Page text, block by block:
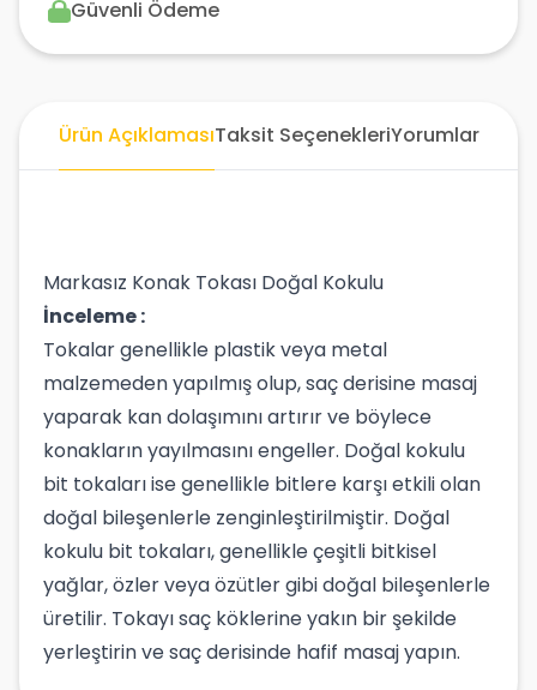
Güvenli Ödeme
Ürün AçıklamasıTaksit SeçenekleriYorumlar
Markasız Konak Tokası Doğal Kokulu
İnceleme :
Tokalar genellikle plastik veya metal
malzemeden yapılmış olup, saç derisine masaj
yaparak kan dolaşımını artırır ve böylece
konakların yayılmasını engeller. Doğal kokulu
bit tokaları ise genellikle bitlere karşı etkili olan
doğal bileşenlerle zenginleştirilmiştir. Doğal
kokulu bit tokaları, genellikle çeşitli bitkisel
yağlar, özler veya özütler gibi doğal bileşenlerle
üretilir. Tokayı saç köklerine yakın bir şekilde
yerleştirin ve saç derisinde hafif masaj yapın.